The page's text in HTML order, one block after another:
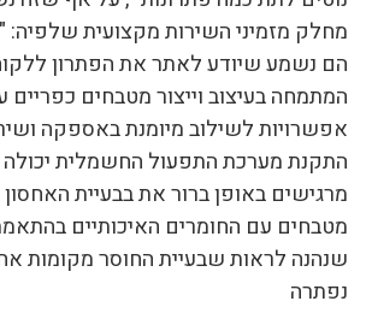
מחלק מזמיני השירות מקצועית שלפיה:
הם נשמע שיודע לאתר את הפתרון
המתמחה בעיצוב וייצור מטבחים כפריים
אפשרויות לשילוב מיומנת באספקה
התקנת מערכת התפעול החשמלית
מרגישים באופן ברור את בבעיית
מטבחים עם החומרים האיכותיים
שנהנה לראות שבעיית החוסר מקומות
נפתרה